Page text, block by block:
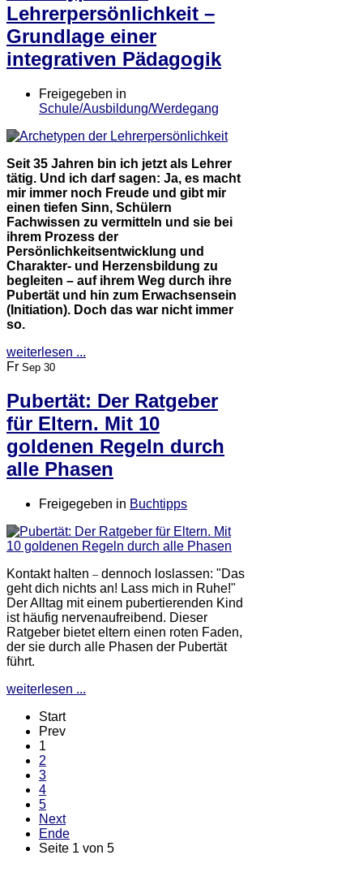
Lehrerpersönlichkeit –
Grundlage einer
integrativen Pädagogik
Freigegeben in
Schule/Ausbildung/Werdegang
Seit 35 Jahren bin ich jetzt als Lehrer
tätig. Und ich darf sagen: Ja, es macht
mir immer noch Freude und gibt mir
einen tiefen Sinn, Schülern
Fachwissen zu vermitteln und sie bei
ihrem Prozess der
Persönlichkeitsentwicklung und
Charakter- und Herzensbildung zu
begleiten – auf ihrem Weg durch ihre
Pubertät und hin zum Erwachsensein
(Initiation). Doch das war nicht immer
so.
weiterlesen ...
Fr Sep 30
Pubertät: Der Ratgeber
für Eltern. Mit 10
goldenen Regeln durch
alle Phasen
Freigegeben in Buchtipps
Kontakt halten –dennoch loslassen: "Das
geht dich nichts an! Lass mich in Ruhe!"
Der Alltag mit einem pubertierenden Kind
ist häufig nervenaufreibend. Dieser
Ratgeber bietet eltern einen roten Faden,
der sie durch alle Phasen der Pubertät
führt.
weiterlesen ...
Start
Prev
1
2
3
4
5
Next
Ende
Seite 1 von 5